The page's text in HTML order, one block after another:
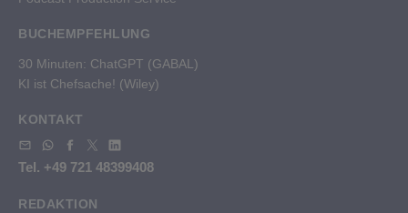
BUCHEMPFEHLUNG
30 Minuten: ChatGPT (GABAL)
KI ist Chefsache! (Wiley)
KONTAKT
Tel. +49 721 48399408
REDAKTION